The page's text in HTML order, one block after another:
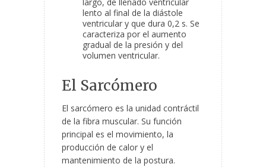
largo, de llenado ventricular
lento al final de la diástole
ventricular y que dura 0,2 s. Se
caracteriza por el aumento
gradual de la presión y del
volumen ventricular.
El Sarcómero
El sarcómero es la unidad contráctil
de la fibra muscular. Su función
principal es el movimiento, la
producción de calor y el
mantenimiento de la postura.